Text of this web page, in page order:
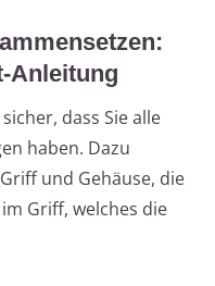
Anleitung
dass Sie alle
haben. Dazu
und Gehäuse, die
Griff, welches die